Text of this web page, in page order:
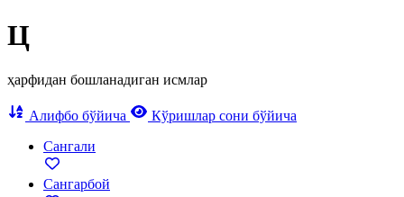
Ц
ҳарфидан бошланадиган исмлар
Алифбо бўйича
Кўришлар сони бўйича
Сангали
Сангарбой